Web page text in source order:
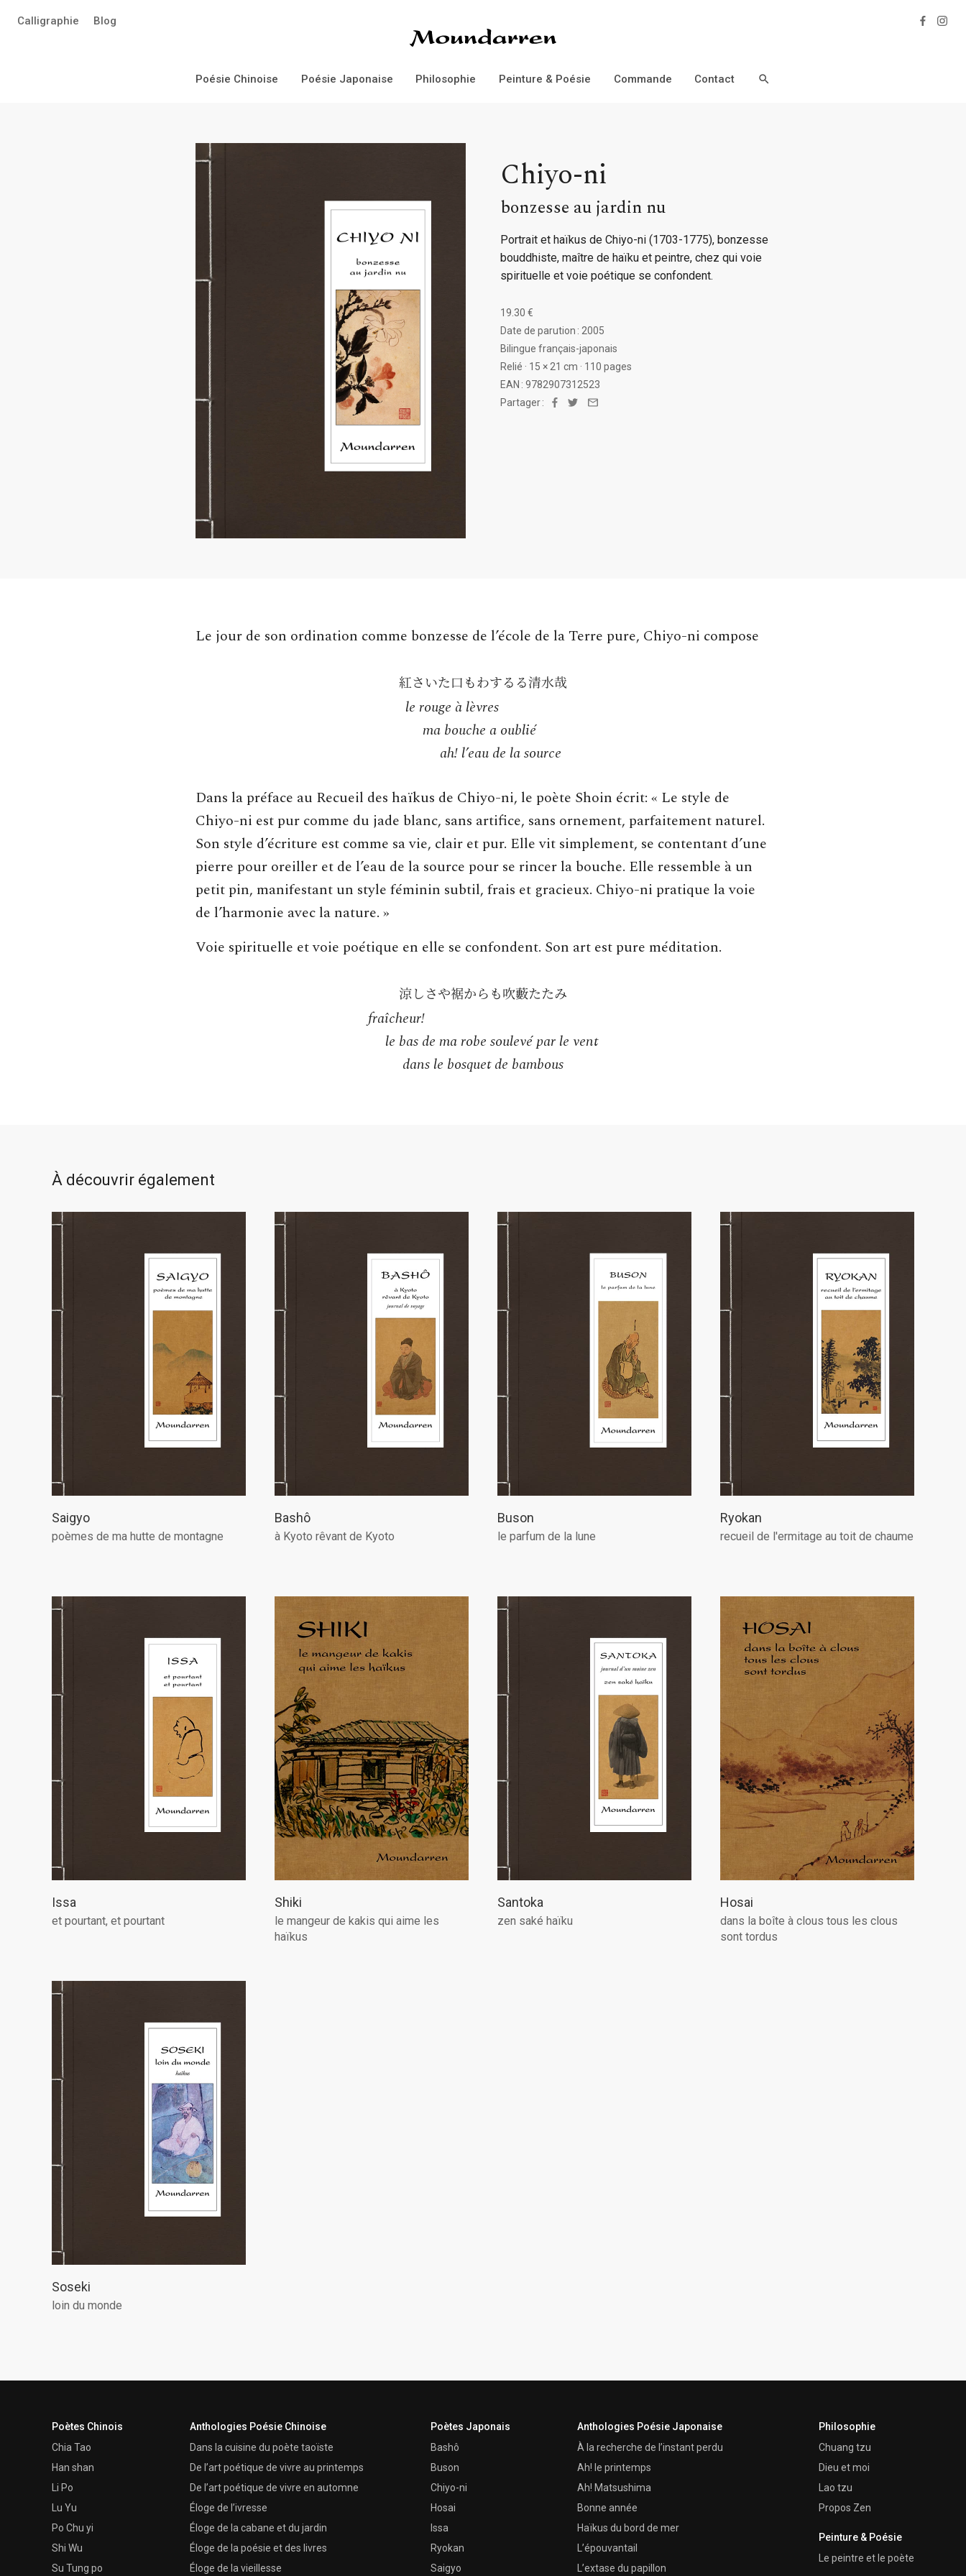
AllerCalligraphie Blog Éditions Moundarren
Poésie Chinoise Poésie Japonaise Philosophie Peinture & Poésie Commande Contact Ouvrir / Fermer Outil de Recherche
Chiyo-ni
bonzesse au jardin nu
Portrait et haïkus de Chiyo-ni (1703-1775), bonzesse
bouddhiste, maître de haïku et peintre, chez qui voie
spirituelle et voie poétique se confondent.
19.30 €
Date de parution : 2005
Bilingue français-japonais
Relié · 15 × 21 cm · 110 pages
EAN : 9782907312523
Partager :
Facebook
Twitter
Le jour de son ordination comme bonzesse de l’école de la Terre pure, Chiyo-ni compose
le rouge à lèvres
ma bouche a oublié
ah! l’eau de la source
Dans la préface au Recueil des haïkus de Chiyo-ni, le poète Shoin écrit: « Le style de
Chiyo-ni est pur comme du jade blanc, sans artifice, sans ornement, parfaitement naturel.
Son style d’écriture est comme sa vie, clair et pur. Elle vit simplement, se contentant d’une
pierre pour oreiller et de l’eau de la source pour se rincer la bouche. Elle ressemble à un
petit pin, manifestant un style féminin subtil, frais et gracieux. Chiyo-ni pratique la voie
de l’harmonie avec la nature. »
Voie spirituelle et voie poétique en elle se confondent. Son art est pure méditation.
fraîcheur!
le bas de ma robe soulevé par le vent
dans le bosquet de bambous
À découvrir également
Saigyo
poèmes de ma hutte de montagne
Bashô
à Kyoto rêvant de Kyoto
Buson
le parfum de la lune
Ryokan
recueil de l'ermitage au toit de chaume
Issa
et pourtant, et pourtant
Shiki
le mangeur de kakis qui aime les
haïkus
Santoka
zen saké haïku
Hosai
dans la boîte à clous tous les clous
sont tordus
Soseki
loin du monde
Poètes Chinois
Chia Tao
Han shan
Li Po
Lu Yu
Po Chu yi
Shi Wu
Su Tung po
Anthologies Poésie Chinoise
Dans la cuisine du poète taoïste
De l’art poétique de vivre au printemps
De l’art poétique de vivre en automne
Éloge de l’ivresse
Éloge de la cabane et du jardin
Éloge de la poésie et des livres
Éloge de la vieillesse
Poètes Japonais
Bashô
Buson
Chiyo-ni
Hosai
Issa
Ryokan
Saigyo
Anthologies Poésie Japonaise
À la recherche de l’instant perdu
Ah! le printemps
Ah! Matsushima
Bonne année
Haïkus du bord de mer
L’épouvantail
L’extase du papillon
Philosophie
Chuang tzu
Dieu et moi
Lao tzu
Propos Zen
Peinture & Poésie
Le peintre et le poète